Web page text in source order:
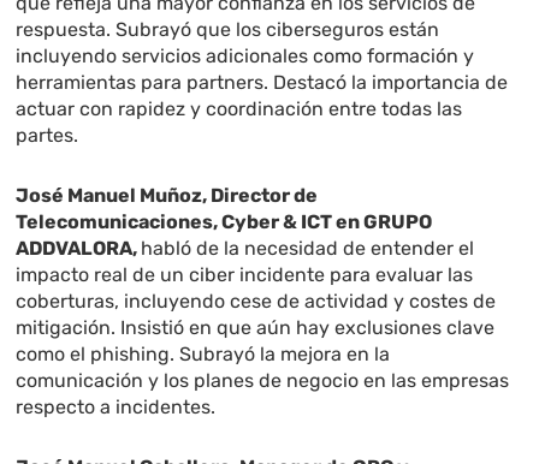
respuesta. Subrayó que los ciberseguros están
incluyendo servicios adicionales como formación y
herramientas para partners. Destacó la importancia de
actuar con rapidez y coordinación entre todas las
partes.
José Manuel Muñoz, Director de
Telecomunicaciones, Cyber & ICT en GRUPO
ADDVALORA, habló de la necesidad de entender el
impacto real de un ciber incidente para evaluar las
coberturas, incluyendo cese de actividad y costes de
mitigación. Insistió en que aún hay exclusiones clave
como el phishing. Subrayó la mejora en la
comunicación y los planes de negocio en las empresas
respecto a incidentes.